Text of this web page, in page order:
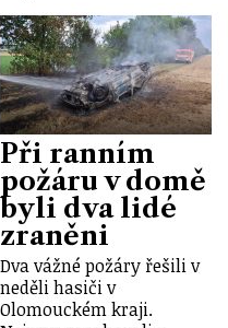
Při ranním
požáru v domě
byli dva lidé
zraněni
Dva vážné požáry řešili v
neděli hasiči v
Olomouckém kraji.